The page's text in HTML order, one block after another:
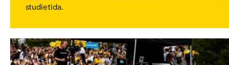
studietida.